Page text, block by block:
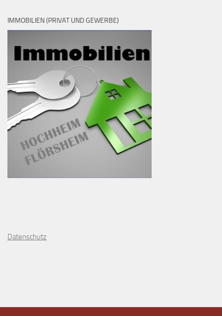
IMMOBILIEN (PRIVAT UND GEWERBE)
Datenschutz